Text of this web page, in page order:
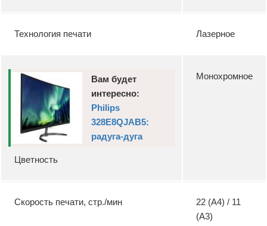
Технология печати Лазерное
Вам будет
интересно:
Philips
328E8QJAB5:
радуга-дуга
Цветность
Монохромное
Скорость печати, стр./мин
22 (А4) / 11
(А3)